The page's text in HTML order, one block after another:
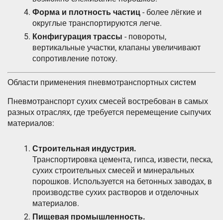
Форма и плотность частиц - более лёгкие и
округлые транспортируются легче.
Конфигурация трассы - повороты,
вертикальные участки, клапаны увеличивают
сопротивление потоку.
Области применения пневмотранспортных систем
Пневмотранспорт сухих смесей востребован в самых
разных отраслях, где требуется перемещение сыпучих
материалов:
Строительная индустрия.
Транспортировка цемента, гипса, извести, песка,
сухих строительных смесей и минеральных
порошков. Используется на бетонных заводах, в
производстве сухих растворов и отделочных
материалов.
Пищевая промышленность.